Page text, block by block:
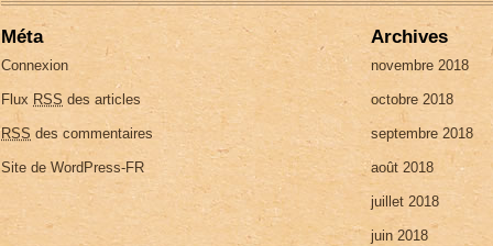
Méta
Connexion
Flux RSS des articles
RSS des commentaires
Site de WordPress-FR
Archives
novembre 2018
octobre 2018
septembre 2018
août 2018
juillet 2018
juin 2018